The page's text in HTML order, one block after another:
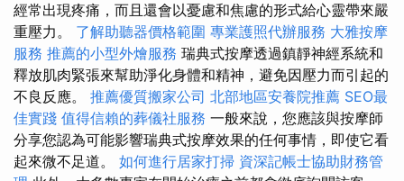
經常出現疼痛，而且還會以憂慮和焦慮的形式給心靈帶來嚴
重壓力。 了解助聽器價格範圍 專業護照代辦服務 大雅按摩
服務 推薦的小型外燴服務 瑞典式按摩透過鎮靜神經系統和
釋放肌肉緊張來幫助淨化身體和精神，避免因壓力而引起的
不良反應。 推薦優質搬家公司 北部地區安養院推薦 SEO最
佳實踐 值得信賴的葬儀社服務 一般來說，您應該與按摩師
分享您認為可能影響瑞典式按摩效果的任何事情，即使它看
起來微不足道。 如何進行居家打掃 資深記帳士協助財務管